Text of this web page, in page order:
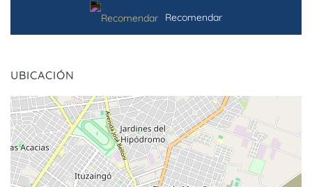
Recomendar
UBICACIÓN